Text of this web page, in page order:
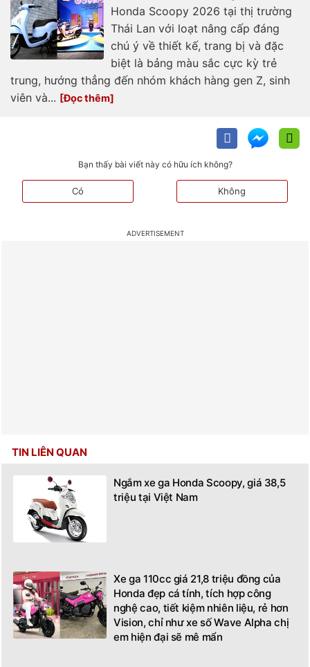
Honda Scoopy 2026 tại thị trường
Thái Lan với loạt nâng cấp đáng
chú ý về thiết kế, trang bị và đặc
biệt là bảng màu sắc cực kỳ trẻ
trung, hướng thẳng đến nhóm khách hàng gen Z, sinh
viên và...
Bạn thấy bài viết này có hữu ích không?
Có Không
TIN LIÊN QUAN
Ngắm xe ga Honda Scoopy, giá 38,5
triệu tại Việt Nam
Xe ga 110cc giá 21,8 triệu đồng của
Honda đẹp cá tính, tích hợp công
nghệ cao, tiết kiệm nhiên liệu, rẻ hơn
Vision, chỉ như xe số Wave Alpha chị
em hiện đại sẽ mê mẩn